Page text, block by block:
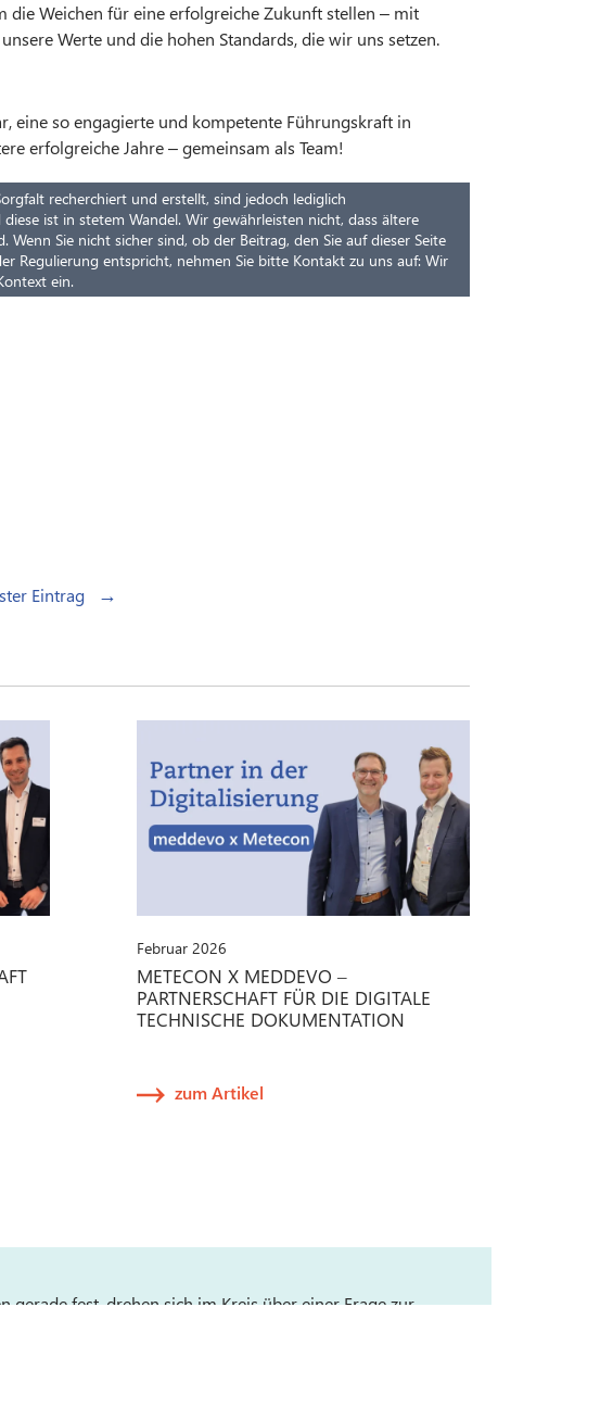
die Weichen für eine erfolgreiche Zukunft stellen – mit
Werte und die hohen Standards, die wir uns setzen.
eine so engagierte und kompetente Führungskraft in
erfolgreiche Jahre – gemeinsam als Team!
recherchiert und erstellt, sind jedoch lediglich
ist in stetem Wandel. Wir gewährleisten nicht, dass ältere
Sie nicht sicher sind, ob der Beitrag, den Sie auf dieser Seite
Regulierung entspricht, nehmen Sie bitte Kontakt zu uns auf: Wir
ein.
Eintrag →
Februar 2026
METECON X MEDDEVO –
PARTNERSCHAFT FÜR DIE DIGITALE
TECHNISCHE DOKUMENTATION
zum Artikel
gerade fest, drehen sich im Kreis über einer Frage zur